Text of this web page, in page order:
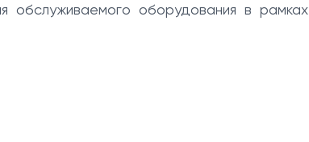
обслуживаемого оборудования в рамках